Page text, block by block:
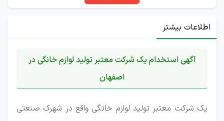
اطلاعات بیشتر
آگهی استخدام یک شرکت معتبر تولید لوازم خانگی در
اصفهان
یک شرکت معتبر تولید لوازم خانگی واقع در شهرک صنعتی